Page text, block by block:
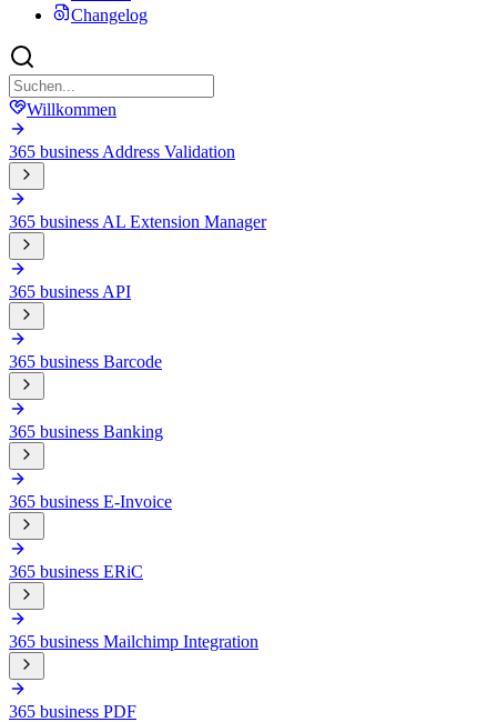
Changelog
Willkommen
365 business Address Validation
365 business AL Extension Manager
365 business API
365 business Barcode
365 business Banking
365 business E-Invoice
365 business ERiC
365 business Mailchimp Integration
365 business PDF